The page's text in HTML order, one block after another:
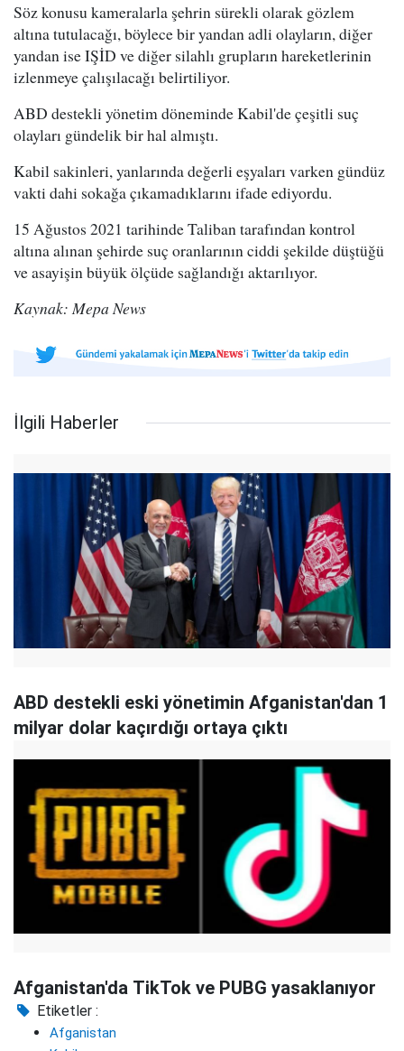
Söz konusu kameralarla şehrin sürekli olarak gözlem
altına tutulacağı, böylece bir yandan adli olayların, diğer
yandan ise IŞİD ve diğer silahlı grupların hareketlerinin
izlenmeye çalışılacağı belirtiliyor.
ABD destekli yönetim döneminde Kabil'de çeşitli suç
olayları gündelik bir hal almıştı.
Kabil sakinleri, yanlarında değerli eşyaları varken gündüz
vakti dahi sokağa çıkamadıklarını ifade ediyordu.
15 Ağustos 2021 tarihinde Taliban tarafından kontrol
altına alınan şehirde suç oranlarının ciddi şekilde düştüğü
ve asayişin büyük ölçüde sağlandığı aktarılıyor.
Kaynak: Mepa News
İlgili Haberler
ABD destekli eski yönetimin Afganistan'dan 1
milyar dolar kaçırdığı ortaya çıktı
Afganistan'da TikTok ve PUBG yasaklanıyor
Etiketler :
Afganistan